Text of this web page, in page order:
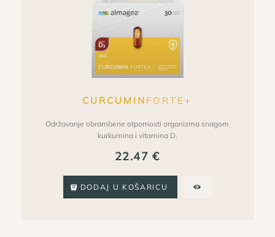
CURCUMIN FORTE+
Održavanje obrambene otpornosti organizma snagom
kurkumina i vitamina D.
22.47€
DODAJ U KOŠARICU